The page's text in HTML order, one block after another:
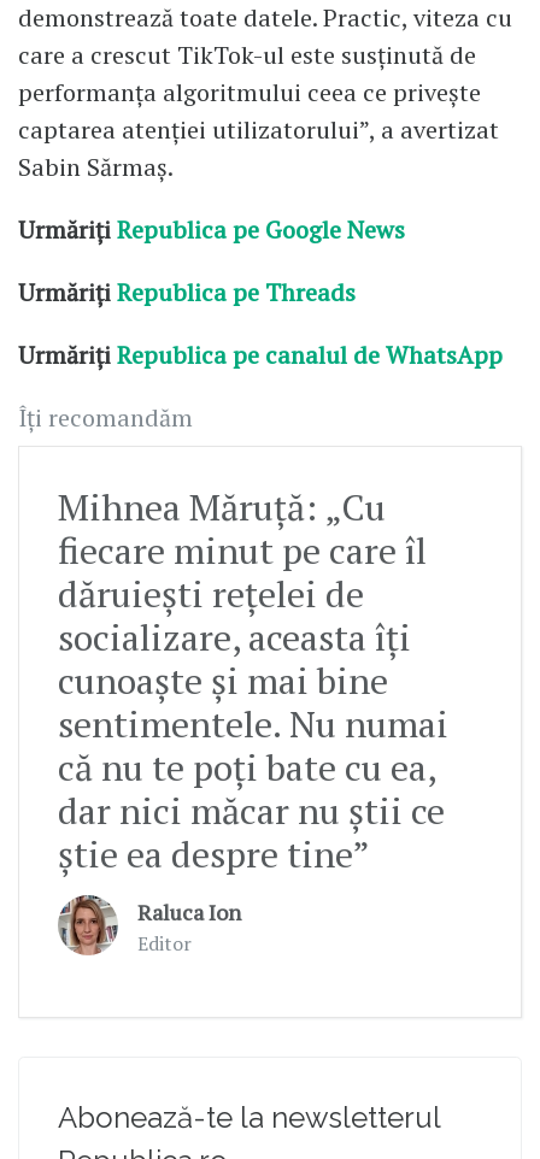
demonstrează toate datele. Practic, viteza cu
care a crescut TikTok-ul este susținută de
performanța algoritmului ceea ce privește
captarea atenției utilizatorului”, a avertizat
Sabin Sărmaș.
UrmărițiRepublica pe Google News
UrmărițiRepublica pe Threads
UrmărițiRepublica pe canalul de WhatsApp
Îți recomandăm
Mihnea Măruță: „Cu
fiecare minut pe care îl
dăruiești rețelei de
socializare, aceasta îți
cunoaște și mai bine
sentimentele. Nu numai
că nu te poți bate cu ea,
dar nici măcar nu știi ce
știe ea despre tine”
Raluca Ion
Editor
Abonează-te la newsletterul